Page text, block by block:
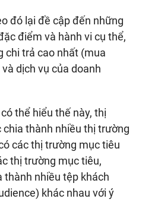
đó lại đề cập đến những
điểm và hành vi cụ thể,
chi trả cao nhất (mua
dịch vụ của doanh
thể hiểu thế này, thị
chia thành nhiều thị trường
các thị trường mục tiêu
thị trường mục tiêu,
thành nhiều tệp khách
khác nhau với ý